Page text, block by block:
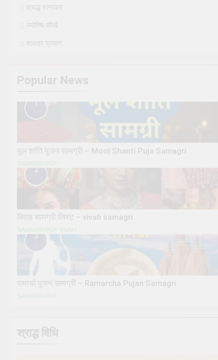
श्राद्ध रत्नाकर
ज्योतिष सीखें
शास्त्र प्रमाण
Popular News
1
मूल शांति पूजन सामग्री – Mool Shanti Puja Samagri
SAMAGRI PDF
2
विवाह सामग्री लिस्ट – vivah samagri
SAMAGRI PDF
3
रामार्चा पूजन सामग्री – Ramarcha Pujan Samagri
SAMAGRI PDF
श्राद्ध विधि